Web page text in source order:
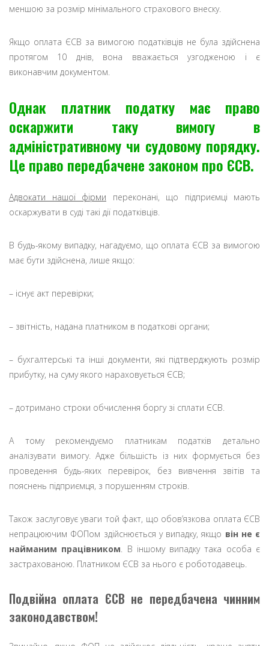
меншою за розмір мінімального страхового внеску.
Якщо оплата ЄСВ за вимогою податківців не була здійснена
протягом 10 днів, вона вважається узгодженою і є
виконавчим документом.
Однак платник податку має право
оскаржити таку вимогу в
адміністративному чи судовому порядку.
Це право передбачене законом про ЄСВ.
Адвокати нашої фірми переконані, що підприємці мають
оскаржувати в суді такі дії податківців.
В будь-якому випадку, нагадуємо, що оплата ЄСВ за вимогою
має бути здійснена, лише якщо:
– існує акт перевірки;
– звітність, надана платником в податкові органи;
– бухгалтерські та інші документи, які підтверджують розмір
прибутку, на суму якого нараховується ЄСВ;
– дотримано строки обчислення боргу зі сплати ЄСВ.
А тому рекомендуємо платникам податків детально
аналізувати вимогу. Адже більшість із них формується без
проведення будь-яких перевірок, без вивчення звітів та
пояснень підприємця, з порушенням строків.
Також заслуговує уваги той факт, що обов’язкова оплата ЄСВ
непрацюючим ФОПом здійснюється у випадку, якщо він не є
найманим працівником. В іншому випадку така особа є
застрахованою. Платником ЄСВ за нього є роботодавець.
Подвійна оплата ЄСВ не передбачена чинним
законодавством!